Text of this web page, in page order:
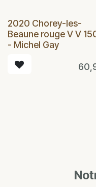
2020 Chorey-les-
Beaune rouge V V
- Michel Gay